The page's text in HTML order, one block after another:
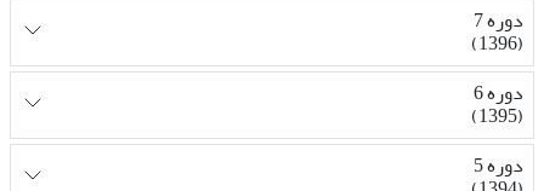
دوره 7
(1396)
دوره 6
(1395)
دوره 5